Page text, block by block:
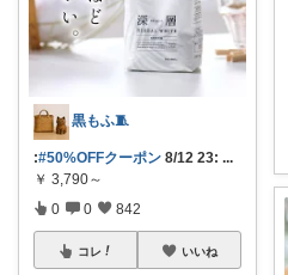
黒もふ🧵
:#50%OFFクーポン 8/12 23: ...
￥ 3,790～
0 0 842
コレ いいね